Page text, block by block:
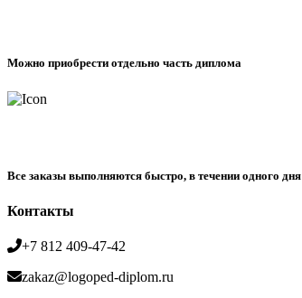
Можно приобрести отдельно часть диплома
Все заказы выполняются быстро, в течении одного дня
Контакты
+7 812 409-47-42
zakaz@logoped-diplom.ru